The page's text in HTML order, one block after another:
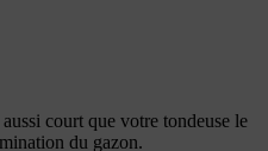
court que votre tondeuse le
du gazon.